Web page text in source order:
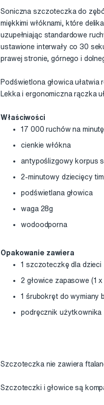
Soniczna szczoteczka do
miękkimi włóknami, które
uzupełniając standardowe
ustawione interwały co 30
prawej stronie, górnego i
Podświetlona głowica
Lekka i ergonomiczna rączka
Właściwości
17 000 ruchów na minutę
cienkie włókna
antypoślizgowy korpus
2-minutowy dziecięcy
podświetlana głowica
waga 28g
wodoodporna
Opakowanie zawiera
1 szczoteczkę dla dzieci
2 głowice zapasowe (1
1 śrubokręt do wymiany
podręcznik użytkownika
Szczoteczka nie zawiera
Szczoteczki i głowice są